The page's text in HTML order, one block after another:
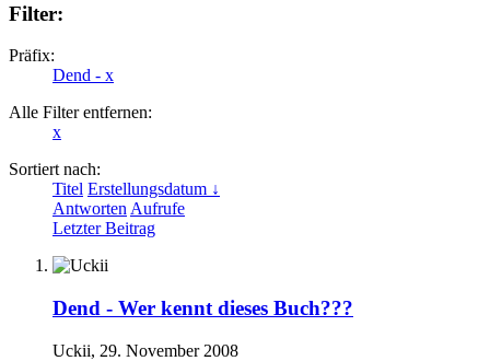
Filter:
Präfix:
Dend - x
Alle Filter entfernen:
x
Sortiert nach:
Titel Erstellungsdatum ↓
Antworten Aufrufe
Letzter Beitrag
Dend - Wer kennt dieses Buch???
Uckii, 29. November 2008